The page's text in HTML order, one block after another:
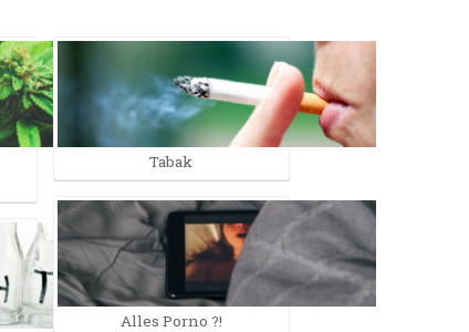
Tabak
Alles Porno ?!